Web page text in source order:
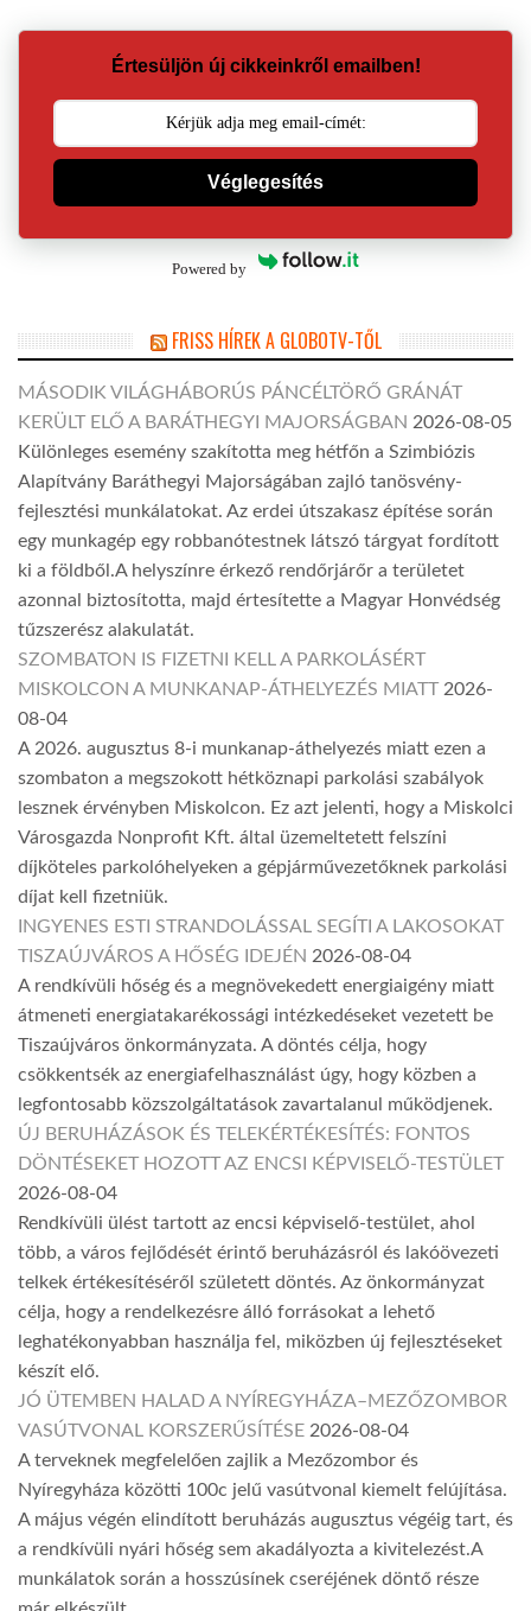
Értesüljön új cikkeinkről emailben!
Véglegesítés
Powered by
FRISS HÍREK A GLOBOTV-TŐL
MÁSODIK VILÁGHÁBORÚS PÁNCÉLTÖRŐ GRÁNÁT
KERÜLT ELŐ A BARÁTHEGYI MAJORSÁGBAN 2026-08-05
Különleges esemény szakította meg hétfőn a Szimbiózis
Alapítvány Baráthegyi Majorságában zajló tanösvény-
fejlesztési munkálatokat. Az erdei útszakasz építése során
egy munkagép egy robbanótestnek látszó tárgyat fordított
ki a földből.A helyszínre érkező rendőrjárőr a területet
azonnal biztosította, majd értesítette a Magyar Honvédség
tűzszerész alakulatát.
SZOMBATON IS FIZETNI KELL A PARKOLÁSÉRT
MISKOLCON A MUNKANAP-ÁTHELYEZÉS MIATT 2026-
08-04
A 2026. augusztus 8-i munkanap-áthelyezés miatt ezen a
szombaton a megszokott hétköznapi parkolási szabályok
lesznek érvényben Miskolcon. Ez azt jelenti, hogy a Miskolci
Városgazda Nonprofit Kft. által üzemeltetett felszíni
díjköteles parkolóhelyeken a gépjárművezetőknek parkolási
díjat kell fizetniük.
INGYENES ESTI STRANDOLÁSSAL SEGÍTI A LAKOSOKAT
TISZAÚJVÁROS A HŐSÉG IDEJÉN 2026-08-04
A rendkívüli hőség és a megnövekedett energiaigény miatt
átmeneti energiatakarékossági intézkedéseket vezetett be
Tiszaújváros önkormányzata. A döntés célja, hogy
csökkentsék az energiafelhasználást úgy, hogy közben a
legfontosabb közszolgáltatások zavartalanul működjenek.
ÚJ BERUHÁZÁSOK ÉS TELEKÉRTÉKESÍTÉS: FONTOS
DÖNTÉSEKET HOZOTT AZ ENCSI KÉPVISELŐ-TESTÜLET
2026-08-04
Rendkívüli ülést tartott az encsi képviselő-testület, ahol
több, a város fejlődését érintő beruházásról és lakóövezeti
telkek értékesítéséről született döntés. Az önkormányzat
célja, hogy a rendelkezésre álló forrásokat a lehető
leghatékonyabban használja fel, miközben új fejlesztéseket
készít elő.
JÓ ÜTEMBEN HALAD A NYÍREGYHÁZA–MEZŐZOMBOR
VASÚTVONAL KORSZERŰSÍTÉSE 2026-08-04
A terveknek megfelelően zajlik a Mezőzombor és
Nyíregyháza közötti 100c jelű vasútvonal kiemelt felújítása.
A május végén elindított beruházás augusztus végéig tart, és
a rendkívüli nyári hőség sem akadályozta a kivitelezést.A
munkálatok során a hosszúsínek cseréjének döntő része